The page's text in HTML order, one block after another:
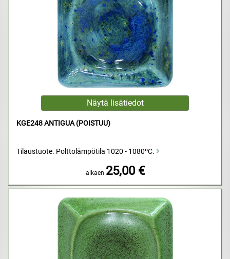
KGE248 ANTIGUA (POISTUU)
Tilaustuote. Polttolämpötila 1020 - 1080ºC.
alkaen 25,00 €